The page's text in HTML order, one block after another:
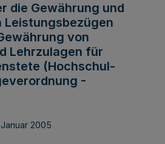
die Gewährung und
Leistungsbezügen
von
Lehrzulagen für
(Hochschul-
-
Januar 2005